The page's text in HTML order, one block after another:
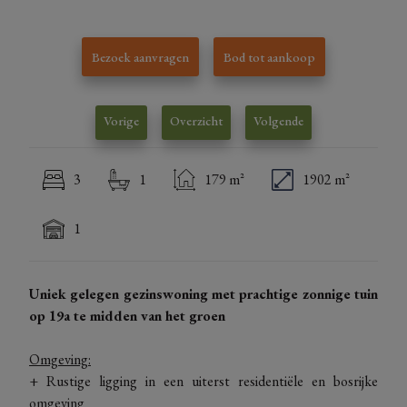
Bezoek aanvragen Bod tot aankoop
Vorige Overzicht Volgende
3 1 179 m² 1902 m²
1
Uniek gelegen gezinswoning met prachtige zonnige tuin
op 19a te midden van het groen
Omgeving:
+ Rustige ligging in een uiterst residentiële en bosrijke
omgeving